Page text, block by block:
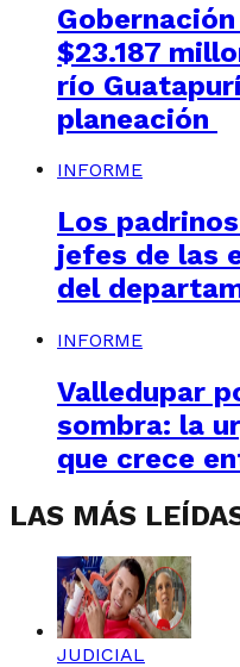
$23.187
río
planeación
INFORME
Los
jefes de las
del
INFORME
Valledupar
sombra: la
que crece
LAS MÁS
JUDICIAL